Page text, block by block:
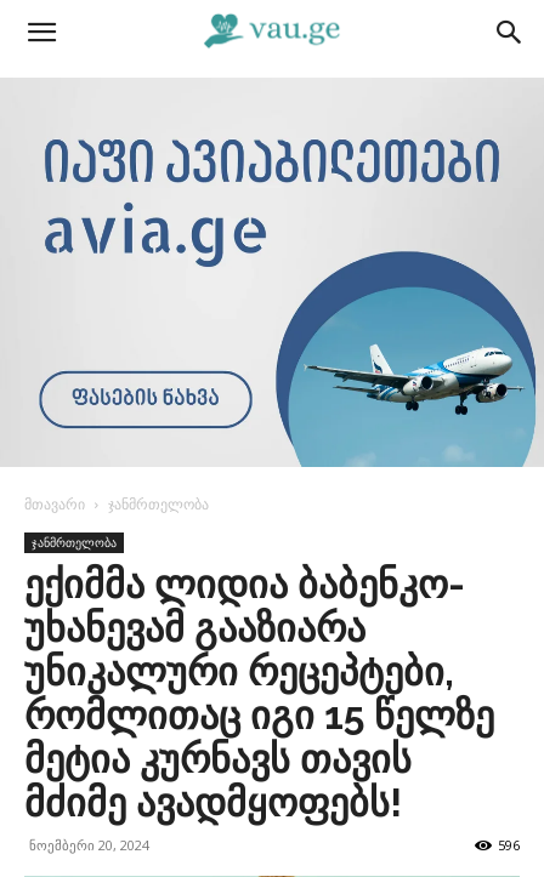
მთავარი ჯანმრთელობა
ჯანმრთელობა
ექიმმა ლიდია ბაბენკო-
უხანევამ გააზიარა
უნიკალური რეცეპტები,
რომლითაც იგი 15 წელზე
მეტია კურნავს თავის
მძიმე ავადმყოფებს!
ნოემბერი 20, 2024 596